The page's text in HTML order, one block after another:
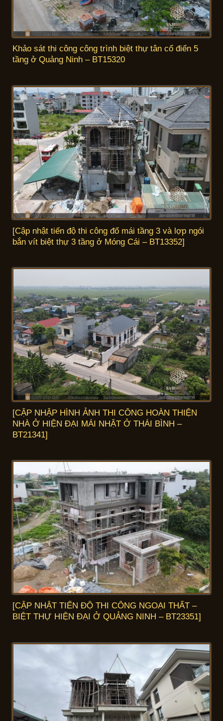
Khảo sát thi công công trình biệt thự tân cổ điển 5
tầng ở Quảng Ninh – BT15320
[Cập nhật tiến độ thi công đổ mái tầng 3 và lợp ngói
bắn vít biệt thự 3 tầng ở Móng Cái – BT13352]
[CẬP NHẬP HÌNH ẢNH THI CÔNG HOÀN THIỆN
NHÀ Ở HIỆN ĐẠI MÁI NHẬT Ở THÁI BÌNH –
BT21341]
[CẬP NHẬT TIẾN ĐỘ THI CÔNG NGOẠI THẤT –
BIỆT THỰ HIỆN ĐẠI Ở QUẢNG NINH – BT23351]